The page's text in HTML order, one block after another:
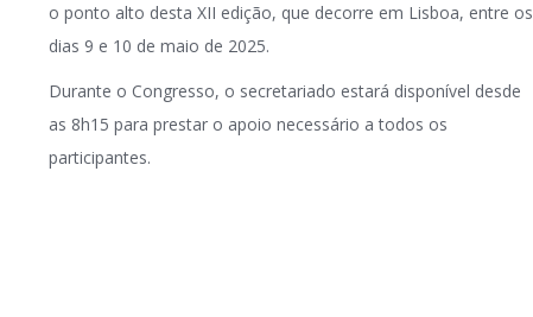
o ponto alto desta XII edição, que decorre em Lisboa, entre os
dias 9 e 10 de maio de 2025.
Durante o Congresso, o secretariado estará disponível desde
as 8h15 para prestar o apoio necessário a todos os
participantes.